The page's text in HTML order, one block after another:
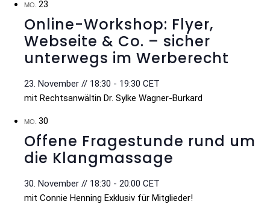
MO. 23
Online-Workshop: Flyer,
Webseite & Co. – sicher
unterwegs im Werberecht
23. November // 18:30 - 19:30 CET
mit Rechtsanwältin Dr. Sylke Wagner-Burkard
MO. 30
Offene Fragestunde rund um
die Klangmassage
30. November // 18:30 - 20:00 CET
mit Connie Henning Exklusiv für Mitglieder!